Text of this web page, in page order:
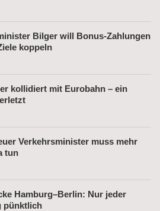
Bilger will Bonus-Zahlungen
koppeln
kollidiert mit Eurobahn – ein
Verkehrsminister muss mehr
tun
Hamburg–Berlin: Nur jeder
pünktlich